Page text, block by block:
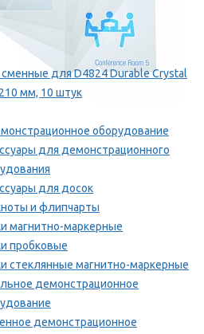
для D4824 Durable Crystal
мм, 10 штук
оборудование
для демонстрационного
для досок
и флипчарты
магнитно-маркерные
пробковые
стеклянные магнитно-маркерные
демонстрационное
демонстрационное